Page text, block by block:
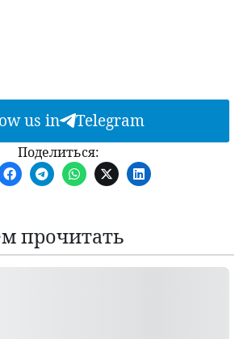
us in Telegram
Поделиться:
прочитать